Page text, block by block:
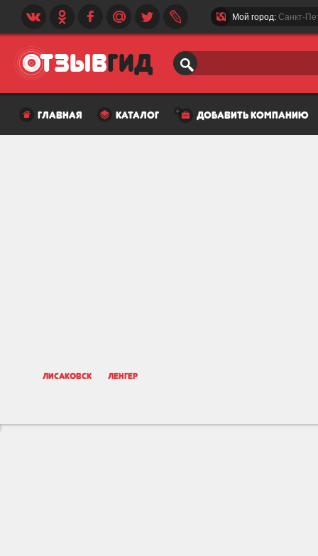
Мой город: Санкт-
главная каталог добавить компанию
Лисаковск Ленгер